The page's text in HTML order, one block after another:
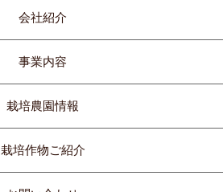
会社紹介
事業内容
栽培農園情報
栽培作物ご紹介